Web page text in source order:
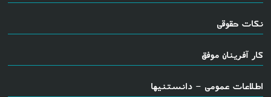
نکات حقوقی
کار آفرینان موفق
اطلاعات عمومی - دانستنیها